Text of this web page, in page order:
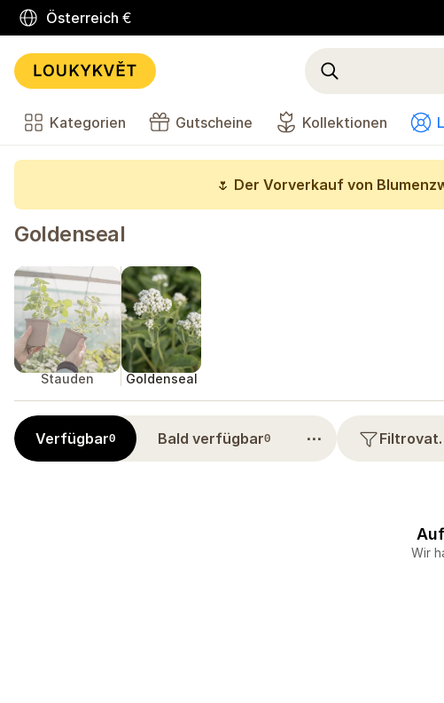
Österreich €
Kategorien Gutscheine Kollektionen
🌷 Der Vorverkauf von
Goldenseal
Stauden Goldenseal
Verfügbar0 Bald verfügbar0 ⋯
Wir